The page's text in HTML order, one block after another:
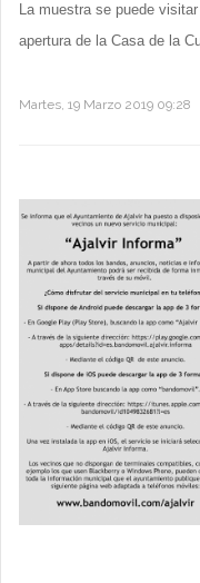
La muestra se puede
apertura de la Casa de la
Martes, 19 Marzo 2019 09:28